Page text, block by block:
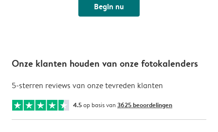
Begin nu
Onze klanten houden van onze fotokalenders
5-sterren reviews van onze tevreden klanten
4.5op basis van 3625 beoordelingen